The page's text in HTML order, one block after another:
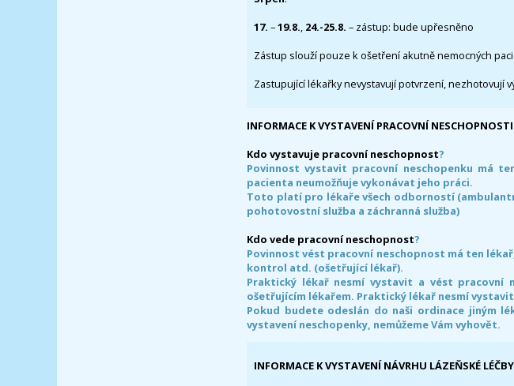
17. –19.8., 24.-25.8. – zástup: bude upřesněno
Zástup slouží pouze k ošetření akutně nemocných
Zastupující lékařky nevystavují potvrzení, nezhotovují
INFORMACE K VYSTAVENÍ PRACOVNÍ NESCHOPNOSTI
Kdo vystavuje pracovní neschopnost?
Povinnost vystavit pracovní neschopenku má
pacienta neumožňuje vykonávat jeho práci.
Toto platí pro lékaře všech odborností
pohotovostní služba a záchranná služba)
Kdo vede pracovní neschopnost?
Povinnost vést pracovní neschopnost má ten
kontrol atd. (ošetřující lékař).
Praktický lékař nesmí vystavit a vést pracovní
ošetřujícím lékařem. Praktický lékař nesmí
Pokud budete odeslán do naši ordinace jiným
vystavení neschopenky, nemůžeme Vám vyhovět.
INFORMACE K VYSTAVENÍ NÁVRHU LÁZEŇSKÉ LÉČBY